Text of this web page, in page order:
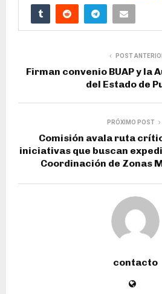
POST
Firman convenio BUAP y la
del Estado de
PRÓXIMO POST
Comisión avala ruta
iniciativas que buscan
Coordinación de Zonas
contacto